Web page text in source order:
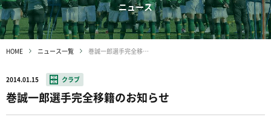
ニュース
HOME ニュース一覧 巻誠一郎選手完全移籍のお知らせ
2014.01.15 クラブ
巻誠一郎選手完全移籍のお知らせ